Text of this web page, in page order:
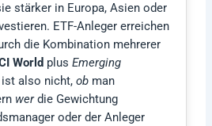
stärker in Europa, Asien oder
ETF-Anleger erreichen
die Kombination mehrerer
World plusEmerging
ist also nicht,ob man
werdie Gewichtung
oder der Anleger